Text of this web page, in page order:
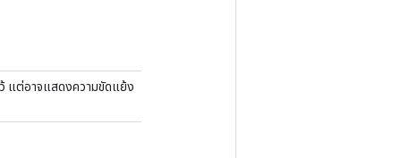
แต่อาจแสดงความขัดแย้ง